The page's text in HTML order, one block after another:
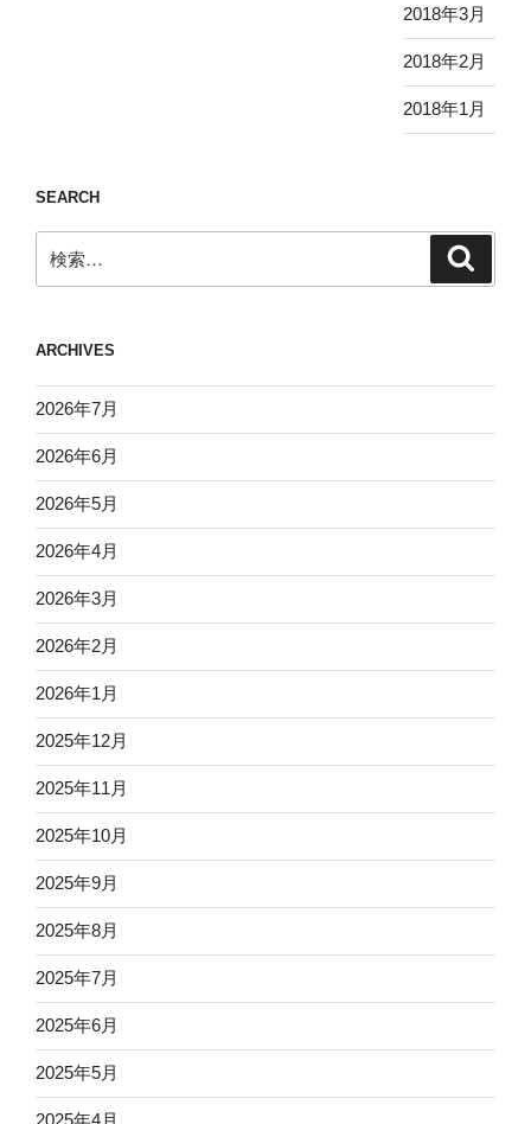
2018年3月
2018年2月
2018年1月
SEARCH
索:
ARCHIVES
2026年7月
2026年6月
2026年5月
2026年4月
2026年3月
2026年2月
2026年1月
2025年12月
2025年11月
2025年10月
2025年9月
2025年8月
2025年7月
2025年6月
2025年5月